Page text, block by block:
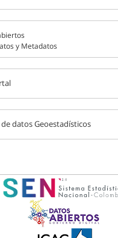
y Metadatos
datos Geoestadísticos